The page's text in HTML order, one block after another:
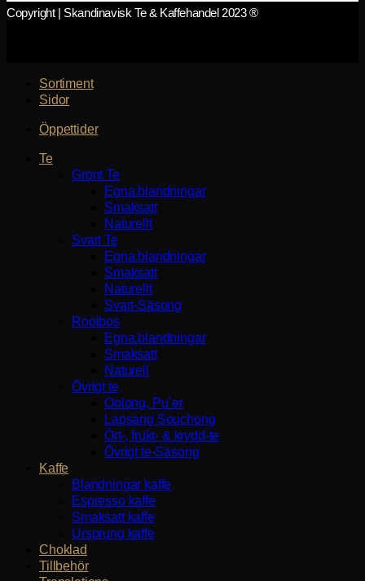
Copyright | Skandinavisk Te & Kaffehandel 2023 ®
Sortiment
Sidor
Öppettider
Te
Grönt Te
Egna blandningar
Smaksatt
Naturellt
Svart Te
Egna blandningar
Smaksatt
Naturellt
Svart-Säsong
Rooibos
Egna blandningar
Smaksatt
Naturell
Övrigt te
Oolong, Pu`er
Lapsang Souchong
Ört-, frukt- & krydd-te
Övrigt te-Säsong
Kaffe
Blandningar kaffe
Espresso kaffe
Smaksatt kaffe
Ursprung kaffe
Choklad
Tillbehör